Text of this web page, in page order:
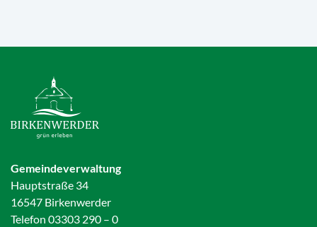
Gemeindeverwaltung
Hauptstraße 34
16547 Birkenwerder
Telefon 03303 290 – 0